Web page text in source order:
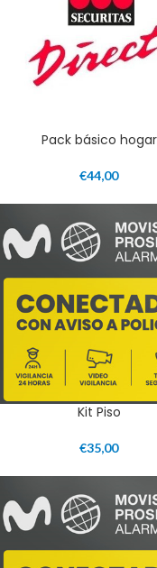
Pack básico hogar
€44,00
Kit Piso
€35,00